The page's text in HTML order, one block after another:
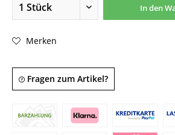
In den
Merken
Fragen zum Artikel?